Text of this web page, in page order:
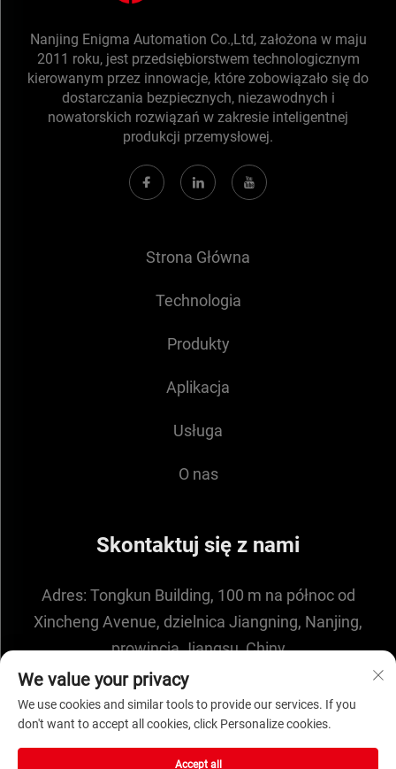
Nanjing Enigma Automation Co.,Ltd, założona w maju
2011 roku, jest przedsiębiorstwem technologicznym
kierowanym przez innowacje, które zobowiązało się do
dostarczania bezpiecznych, niezawodnych i
nowatorskich rozwiązań w zakresie inteligentnej
produkcji przemysłowej.
Strona Główna
Technologia
Produkty
Aplikacja
Usługa
O nas
Skontaktuj się z nami
Adres: Tongkun Building, 100 m na północ od
Xincheng Avenue, dzielnica Jiangning, Nanjing,
prowincja Jiangsu, Chiny
E-mail:
Prawa autorskie © 2025 przez NANJING ENIGMA
We value your privacy
We use cookies and similar tools to provide our services. If you
don't want to accept all cookies, click Personalize cookies.
Accept all